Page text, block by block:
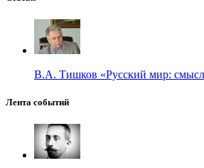
В.А. Тишков «Русский мир:
Лента событий